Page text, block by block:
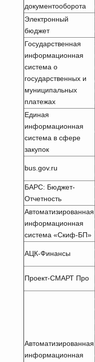
документооборота
Электронный
бюджет
Государственная
информационная
система о
государственных и
муниципальных
платежах
Единая
информационная
система в сфере
закупок
bus.gov.ru
БАРС: Бюджет-
Отчетность
Автоматизированная
информационная
система «Скиф-БП»
АЦК-Финансы
Проект-СМАРТ Про
Автоматизированная
информационная